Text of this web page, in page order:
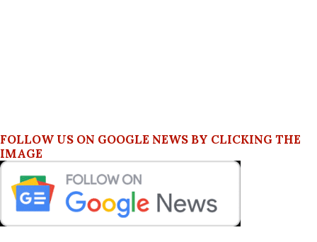
FOLLOW US ON GOOGLE NEWS BY CLICKING THE
IMAGE